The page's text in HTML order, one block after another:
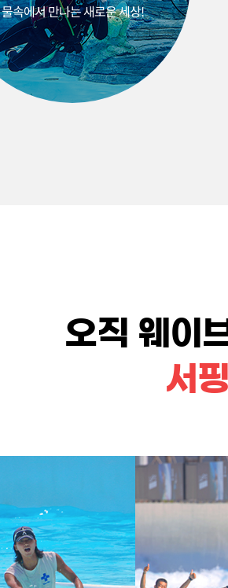
물속에서 만나는 새로운 세상!
오직 웨이
서